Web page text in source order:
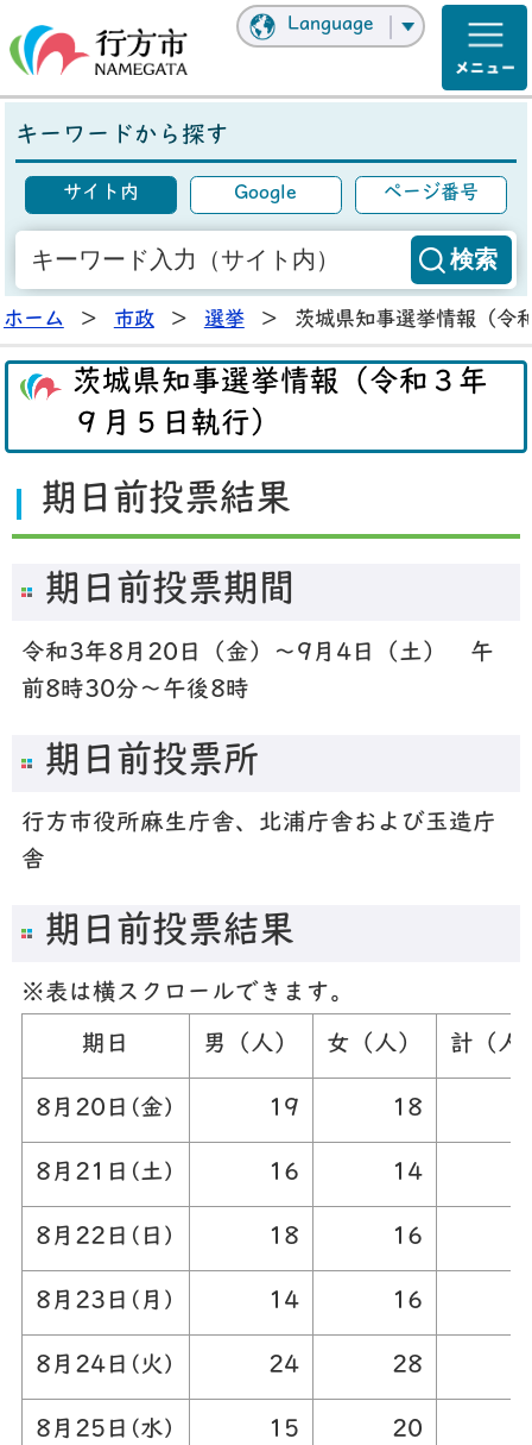
Language
キーワードから探す
サイト内 Google ページ番号
ホーム > 市政 > 選挙 > 茨城県知事選挙情報（令
茨城県知事選挙情報（令和３年
９月５日執行）
期日前投票結果
期日前投票期間
令和3年8月20日（金）～9月4日（土） 午
前8時30分～午後8時
期日前投票所
行方市役所麻生庁舎、北浦庁舎および玉造庁
舎
期日前投票結果
※表は横スクロールできます。
期日 男（人） 女（人） 計（人
8月20日(金) 19 18
8月21日(土) 16 14
8月22日(日) 18 16
8月23日(月) 14 16
8月24日(火) 24 28
8月25日(水) 15 20